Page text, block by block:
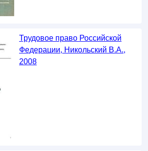
Трудовое право Российской
Федерации, Никольский В.А.,
2008